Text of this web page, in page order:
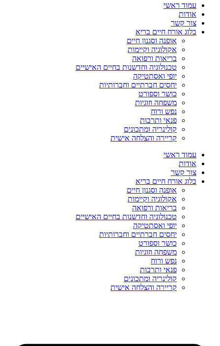
עמוד ראשי
אודות
צור קשר
בלוג אורח חיים בריא
אופנה וסגנון חיים
אקולוגיה וקיימות
בריאות ורפואה
טכנולוגיה וחדשנות בחיים האישיים
יופי ואסתטיקה
יחסים חברתיים וחברותיות
כושר וספורט
משפחה וזוגיות
נפש ורוח
פנאי ותרבות
קולינריה ומתכונים
קריירה והצלחה אישית
עמוד ראשי
אודות
צור קשר
בלוג אורח חיים בריא
אופנה וסגנון חיים
אקולוגיה וקיימות
בריאות ורפואה
טכנולוגיה וחדשנות בחיים האישיים
יופי ואסתטיקה
יחסים חברתיים וחברותיות
כושר וספורט
משפחה וזוגיות
נפש ורוח
פנאי ותרבות
קולינריה ומתכונים
קריירה והצלחה אישית